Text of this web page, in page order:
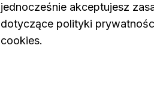
jednocześnie akceptujesz
dotyczące polityki
cookies.